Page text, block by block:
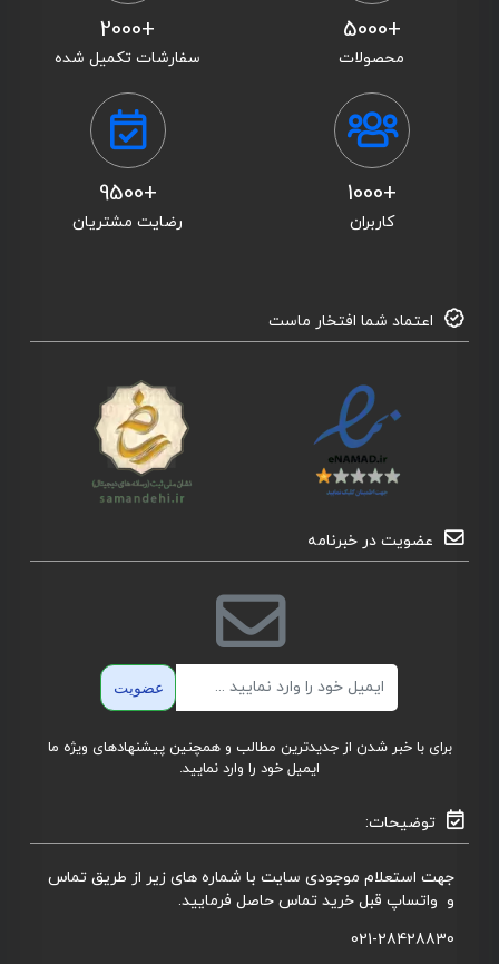
+5000
محصولات
+2000
سفارشات تکمیل شده
+1000
کاربران
+9500
رضایت مشتریان
اعتماد شما افتخار ماست
عضویت در خبرنامه
عضویت
برای با خبر شدن از جدیدترین مطالب و همچنین پیشنهادهای ویژه ما
ایمیل خود را وارد نمایید.
توضیحات:
جهت استعلام موجودی سایت با شماره های زیر از طریق تماس
و واتساپ قبل خرید تماس حاصل فرمایید.
021-28428830